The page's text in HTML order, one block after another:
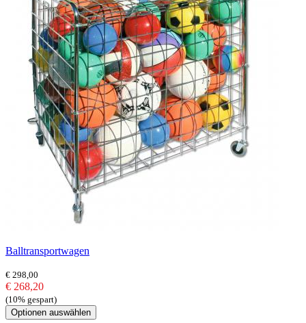
Balltransportwagen
€ 298,00
€ 268,20
(10% gespart)